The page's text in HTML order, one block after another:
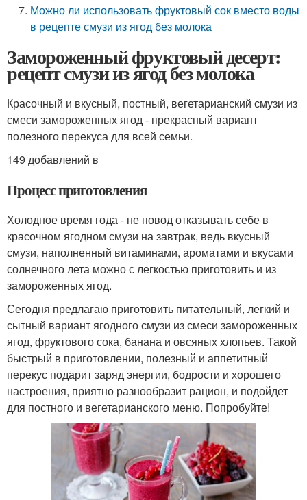
Можно ли использовать фруктовый сок вместо воды
в рецепте смузи из ягод без молока
Замороженный фруктовый десерт:
рецепт смузи из ягод без молока
Красочный и вкусный, постный, вегетарианский смузи из
смеси замороженных ягод - прекрасный вариант
полезного перекуса для всей семьи.
149 добавлений в
Процесс приготовления
Холодное время года - не повод отказывать себе в
красочном ягодном смузи на завтрак, ведь вкусный
смузи, наполненный витаминами, ароматами и вкусами
солнечного лета можно с легкостью приготовить и из
замороженных ягод.
Сегодня предлагаю приготовить питательный, легкий и
сытный вариант ягодного смузи из смеси замороженных
ягод, фруктового сока, банана и овсяных хлопьев. Такой
быстрый в приготовлении, полезный и аппетитный
перекус подарит заряд энергии, бодрости и хорошего
настроения, приятно разнообразит рацион, и подойдет
для постного и вегетарианского меню. Попробуйте!